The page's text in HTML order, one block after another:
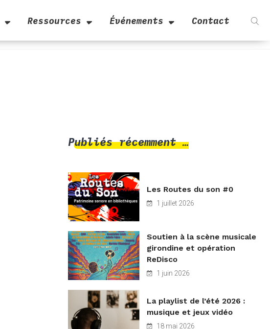
Ressources Événements Contact
Publiés récemment …
Les Routes du son #0
1 juillet 2026
Soutien à la scène musicale
girondine et opération
ReDisco
1 juin 2026
La playlist de l’été 2026 :
musique et jeux vidéo
18 mai 2026